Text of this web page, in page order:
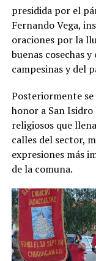
presidida por el
Fernando Vega,
oraciones por la
buenas cosechas
campesinas y del
Posteriormente
honor a San
religiosos que
calles del sector,
expresiones más
de la comuna.